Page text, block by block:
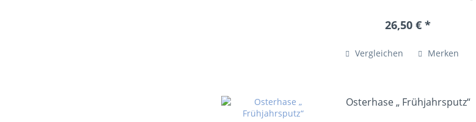
volkmar-wagner.de
wagner.de Kleinteile können...
26,50 € *
Vergleichen Merken
Osterhase „ Frühjahrsputz“